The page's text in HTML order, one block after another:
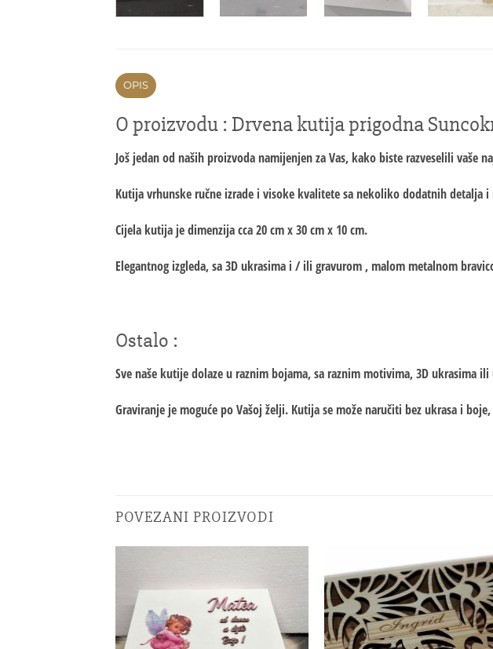
OPIS
O proizvodu : Drvena kutija prigodna
Još jedan od naših proizvoda namijenjen za Vas, kako biste razveselili vaše
Kutija vrhunske ručne izrade i visoke kvalitete sa nekoliko dodatnih detalja
Cijela kutija je dimenzija cca 20 cm x 30 cm x 10 cm.
Elegantnog izgleda, sa 3D ukrasima i / ili gravurom , malom metalnom
Ostalo :
Sve naše kutije dolaze u raznim bojama, sa raznim motivima, 3D ukrasima ili
Graviranje je moguće po Vašoj želji. Kutija se može naručiti bez ukrasa i
POVEZANI PROIZVODI